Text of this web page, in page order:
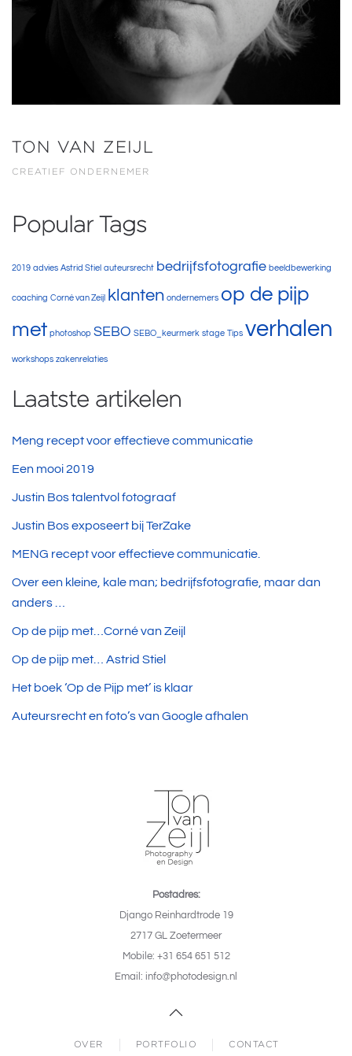
TON VAN ZEIJL
CREATIEF ONDERNEMER
Popular Tags
2019 advies Astrid Stiel auteursrecht bedrijfsfotografie beeldbewerking
coaching Corné van Zeijl klanten ondernemers op de pijp
met photoshop SEBO SEBO_keurmerk stage Tips verhalen
workshops zakenrelaties
Laatste artikelen
Meng recept voor effectieve communicatie
Een mooi 2019
Justin Bos talentvol fotograaf
Justin Bos exposeert bij TerZake
MENG recept voor effectieve communicatie.
Over een kleine, kale man; bedrijfsfotografie, maar dan
anders …
Op de pijp met…Corné van Zeijl
Op de pijp met… Astrid Stiel
Het boek ‘Op de Pijp met’ is klaar
Auteursrecht en foto’s van Google afhalen
Postadres:
Django Reinhardtrode 19
2717 GL Zoetermeer
Mobile: +31 654 651 512
Email: info@photodesign.nl
OVER PORTFOLIO CONTACT